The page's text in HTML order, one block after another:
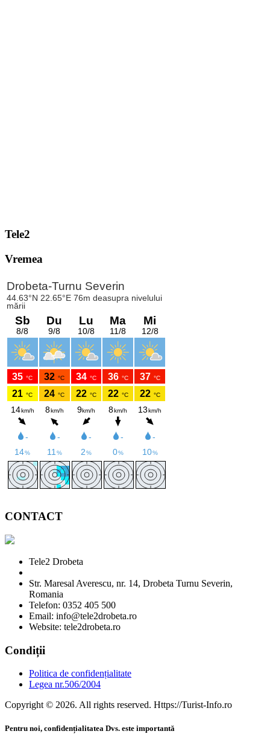
Tele2
Vremea
CONTACT
Tele2 Drobeta
Str. Maresal Averescu, nr. 14, Drobeta Turnu Severin,
Romania
Telefon: 0352 405 500
Email: info@tele2drobeta.ro
Website: tele2drobeta.ro
Condiții
Politica de confidențialitate
Legea nr.506/2004
Copyright © 2026. All rights reserved. Https://Turist-Info.ro
Pentru noi, confidențialitatea Dvs. este importantă